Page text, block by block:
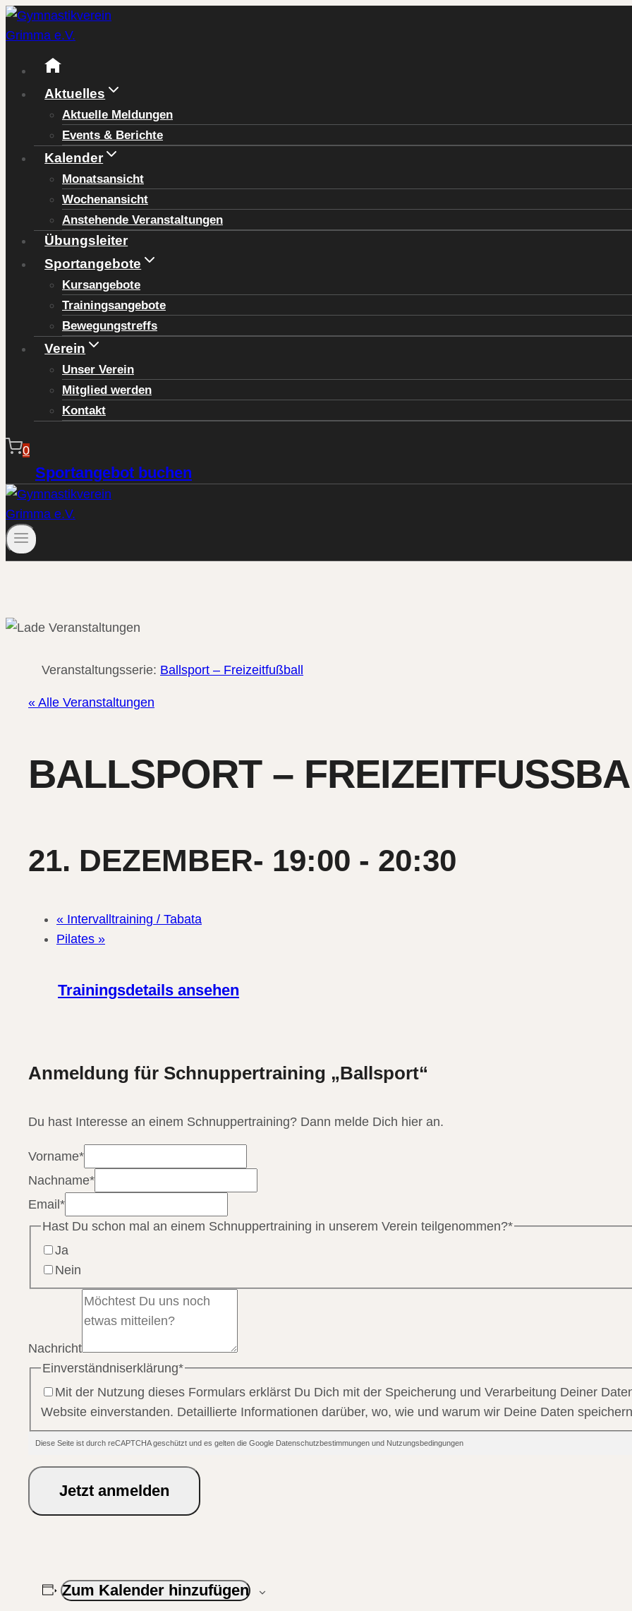
Zum
Inhalt
springen
Aktuelles
Aktuelle Meldungen
Events & Berichte
Kalender
Monatsansicht
Wochenansicht
Anstehende Veranstaltungen
Übungsleiter
Sportangebote
Kursangebote
Trainingsangebote
Bewegungstreffs
Verein
Unser Verein
Mitglied werden
Kontakt
0
Sportangebot buchen
Veranstaltungsserie: Ballsport – Freizeitfußball
« Alle Veranstaltungen
BALLSPORT –
21. DEZEMBER- 19:00 - 20:30
« Intervalltraining / Tabata
Pilates »
Trainingsdetails ansehen
Anmeldung für Schnuppertraining „Ballsport“
Du hast Interesse an einem Schnuppertraining? Dann melde Dich hier an.
Vorname*
Nachname*
Email*
Hast Du schon mal an einem Schnuppertraining in unserem Verein teilgenommen?*
Ja
Nein
Nachricht
Einverständniserklärung*
Mit der Nutzung dieses Formulars erklärst Du Dich mit der Speicherung und Verarbeitung Deiner
Website einverstanden. Detaillierte Informationen darüber, wo, wie und warum wir Deine Daten
Diese Seite ist durch reCAPTCHA geschützt und es gelten die Google Datenschutzbestimmungen und Nutzungsbedingungen
Jetzt anmelden
Zum Kalender hinzufügen